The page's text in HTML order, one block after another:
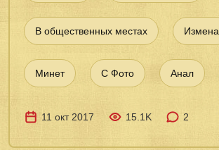
В общественных местах Измена
Минет С Фото Анал
11 окт 2017 15.1K 2